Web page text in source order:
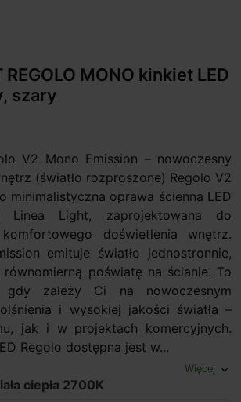
REGOLO MONO kinkiet LED
szary
V2 Mono Emission – nowoczesny
(światło rozproszone) Regolo V2
minimalistyczna oprawa ścienna LED
Linea Light, zaprojektowana do
doświetlenia wnętrz.
emituje światło jednostronnie,
poświatę na ścianie. To
gdy zależy Ci na nowoczesnym
i wysokiej jakości światła –
jak i w projektach komercyjnych.
Regolo dostępna jest w...
Więcej expand_more
ciepła 2700K